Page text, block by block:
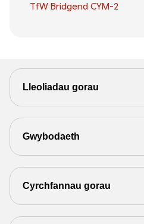
TfW Bridgend CYM-2
Lleoliadau gorau
Gwybodaeth
Cyrchfannau gorau